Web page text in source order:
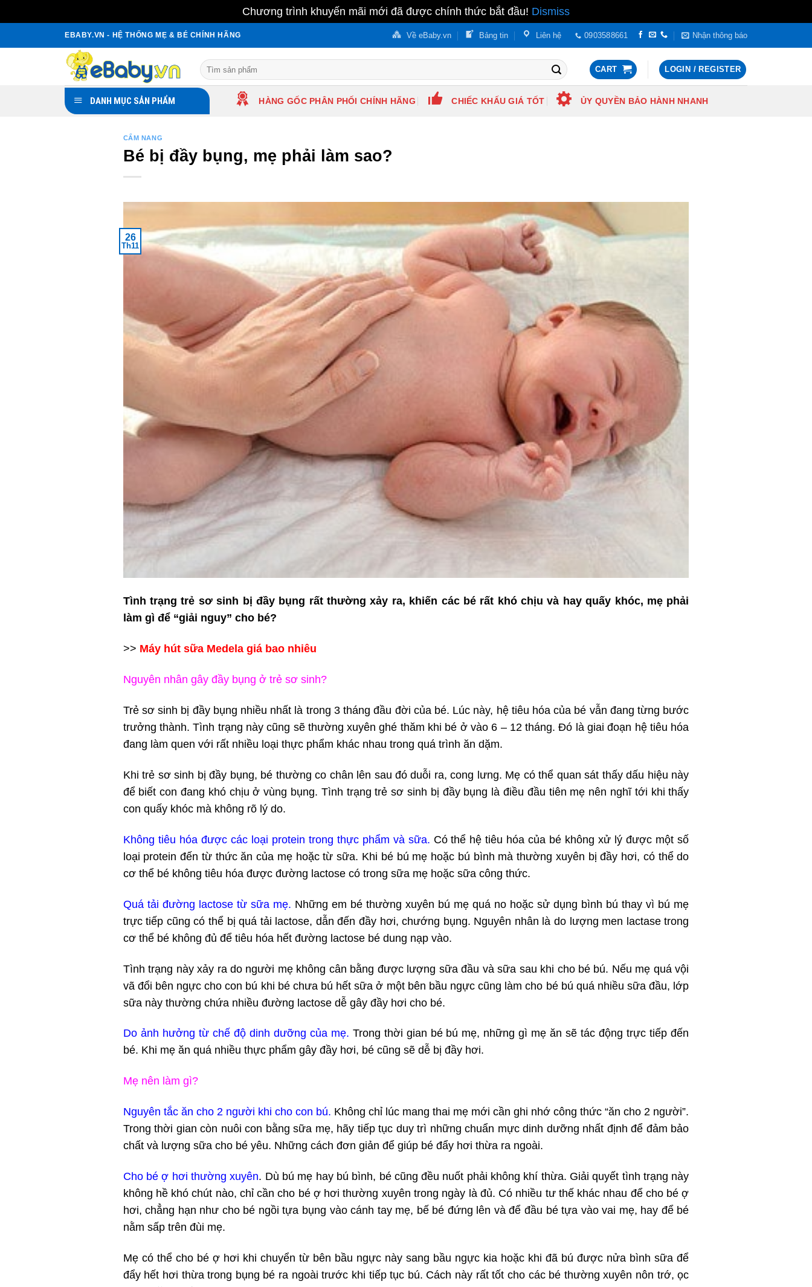
Chương trình khuyến mãi mới đã được chính thức bắt đầu! Dismiss
EBABY.VN - HỆ THỐNG MẸ & BÉ CHÍNH HÃNG Về eBaby.vn Bảng tin Liên hệ 0903588661 Nhận thông báo
Search
for:
CART LOGIN / REGISTER
DANH MỤC SẢN PHẨM HÀNG GỐC PHÂN PHỐI CHÍNH HÃNG CHIẾC KHẤU GIÁ TỐT ỦY QUYỀN BẢO HÀNH NHANH
CẨM NANG
Bé bị đầy bụng, mẹ phải làm sao?
26
Th11
Tình trạng trẻ sơ sinh bị đầy bụng rất thường xảy ra, khiến các bé rất khó chịu và hay quấy khóc, mẹ phải
làm gì để “giải nguy” cho bé?
>> Máy hút sữa Medela giá bao nhiêu
Nguyên nhân gây đầy bụng ở trẻ sơ sinh?
Trẻ sơ sinh bị đầy bụng nhiều nhất là trong 3 tháng đầu đời của bé. Lúc này, hệ tiêu hóa của bé vẫn đang từng bước
trưởng thành. Tình trạng này cũng sẽ thường xuyên ghé thăm khi bé ở vào 6 – 12 tháng. Đó là giai đoạn hệ tiêu hóa
đang làm quen với rất nhiều loại thực phẩm khác nhau trong quá trình ăn dặm.
Khi trẻ sơ sinh bị đầy bụng, bé thường co chân lên sau đó duỗi ra, cong lưng. Mẹ có thể quan sát thấy dấu hiệu này
để biết con đang khó chịu ở vùng bụng. Tình trạng trẻ sơ sinh bị đầy bụng là điều đầu tiên mẹ nên nghĩ tới khi thấy
con quấy khóc mà không rõ lý do.
Không tiêu hóa được các loại protein trong thực phẩm và sữa. Có thể hệ tiêu hóa của bé không xử lý được một số
loại protein đến từ thức ăn của mẹ hoặc từ sữa. Khi bé bú mẹ hoặc bú bình mà thường xuyên bị đầy hơi, có thể do
cơ thể bé không tiêu hóa được đường lactose có trong sữa mẹ hoặc sữa công thức.
Quá tải đường lactose từ sữa mẹ. Những em bé thường xuyên bú mẹ quá no hoặc sử dụng bình bú thay vì bú mẹ
trực tiếp cũng có thể bị quá tải lactose, dẫn đến đầy hơi, chướng bụng. Nguyên nhân là do lượng men lactase trong
cơ thể bé không đủ để tiêu hóa hết đường lactose bé dung nạp vào.
Tình trạng này xảy ra do người mẹ không cân bằng được lượng sữa đầu và sữa sau khi cho bé bú. Nếu mẹ quá vội
vã đổi bên ngực cho con bú khi bé chưa bú hết sữa ở một bên bầu ngực cũng làm cho bé bú quá nhiều sữa đầu, lớp
sữa này thường chứa nhiều đường lactose dễ gây đầy hơi cho bé.
Do ảnh hưởng từ chế độ dinh dưỡng của mẹ. Trong thời gian bé bú mẹ, những gì mẹ ăn sẽ tác động trực tiếp đến
bé. Khi mẹ ăn quá nhiều thực phẩm gây đầy hơi, bé cũng sẽ dễ bị đầy hơi.
Mẹ nên làm gì?
Nguyên tắc ăn cho 2 người khi cho con bú. Không chỉ lúc mang thai mẹ mới cần ghi nhớ công thức “ăn cho 2 người”.
Trong thời gian còn nuôi con bằng sữa mẹ, hãy tiếp tục duy trì những chuẩn mực dinh dưỡng nhất định để đảm bảo
chất và lượng sữa cho bé yêu. Những cách đơn giản để giúp bé đẩy hơi thừa ra ngoài.
Cho bé ợ hơi thường xuyên. Dù bú mẹ hay bú bình, bé cũng đều nuốt phải không khí thừa. Giải quyết tình trạng này
không hề khó chút nào, chỉ cần cho bé ợ hơi thường xuyên trong ngày là đủ. Có nhiều tư thế khác nhau để cho bé ợ
hơi, chẳng hạn như cho bé ngồi tựa bụng vào cánh tay mẹ, bế bé đứng lên và để đầu bé tựa vào vai mẹ, hay để bé
nằm sấp trên đùi mẹ.
Mẹ có thể cho bé ợ hơi khi chuyển từ bên bầu ngực này sang bầu ngực kia hoặc khi đã bú được nửa bình sữa để
đẩy hết hơi thừa trong bụng bé ra ngoài trước khi tiếp tục bú. Cách này rất tốt cho các bé thường xuyên nôn trớ, ọc